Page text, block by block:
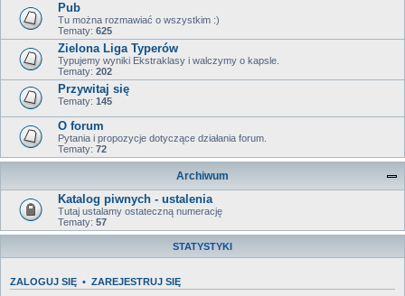
Pub
Tu można rozmawiać o wszystkim :)
Tematy: 625
Zielona Liga Typerów
Typujemy wyniki Ekstraklasy i walczymy o kapsle.
Tematy: 202
Przywitaj się
Tematy: 145
O forum
Pytania i propozycje dotyczące działania forum.
Tematy: 72
Archiwum
Katalog piwnych - ustalenia
Tutaj ustalamy ostateczną numerację
Tematy: 57
STATYSTYKI
ZALOGUJ SIĘ • ZAREJESTRUJ SIĘ